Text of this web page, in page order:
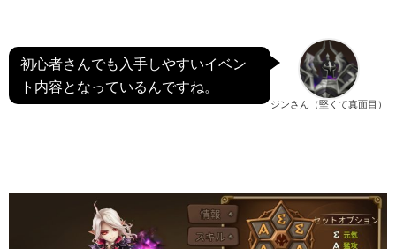
ジンさん（堅くて真面目）
初心者さんでも入手しやすいイベン
ト内容となっているんですね。